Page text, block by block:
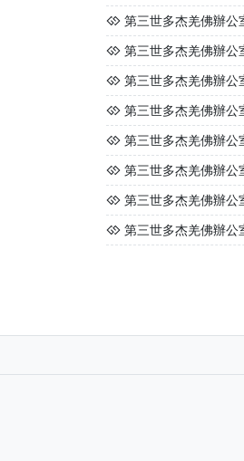
第三世多杰羌佛辦公
第三世多杰羌佛辦公
第三世多杰羌佛辦公
第三世多杰羌佛辦公
第三世多杰羌佛辦公
第三世多杰羌佛辦公
第三世多杰羌佛辦公
第三世多杰羌佛辦公